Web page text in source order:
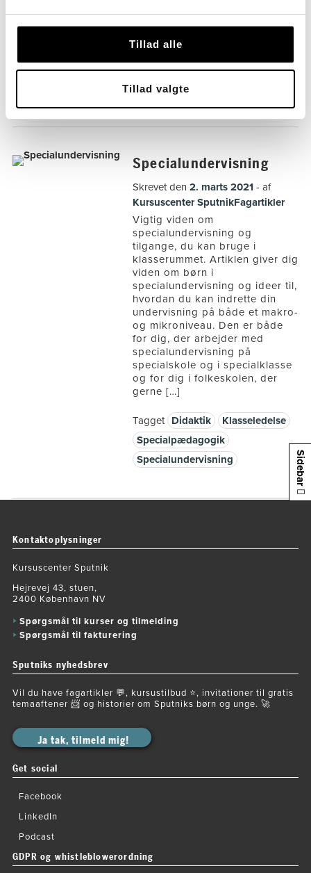
Tillad alle
Tillad valgte
Tagget Didaktik
Specialpædagogik
Specialundervisning
Specialundervisning
Skrevet den2. marts 2021
af
Kursuscenter SputnikFagartikler
Vigtig viden om
specialundervisning og
tilgange, du kan bruge i
klasserummet. Artiklen giver dig
viden om børn i
specialundervisning og ideer til,
hvordan du kan indrette din
undervisning på både et makro-
og mikroniveau. Den er både
for dig, der arbejder med
specialundervisning på
specialskole og i specialklasse
og for dig i folkeskolen, der
gerne […]
Tagget Didaktik
Klasseledelse
Specialpædagogik
Specialundervisning
Sidebar
Kontaktoplysninger
Kursuscenter Sputnik
Hejrevej 43, stuen,
2400 København NV
Spørgsmål til kurser og tilmelding
Spørgsmål til fakturering
Sputniks nyhedsbrev
Vil du have fagartikler 💬, kursustilbud ⭐️, invitationer til gratis
temaaftener 📨 og historier om Sputniks børn og unge. 🚀
Ja tak, tilmeld mig!
Get social
Facebook
LinkedIn
Podcast
GDPR og whistleblowerordning